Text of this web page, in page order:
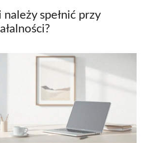
spełnić przy